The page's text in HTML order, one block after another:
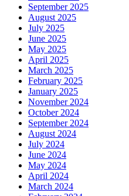
September 2025
August 2025
July 2025
June 2025
May 2025
April 2025
March 2025
February 2025
January 2025
November 2024
October 2024
September 2024
August 2024
July 2024
June 2024
May 2024
April 2024
March 2024